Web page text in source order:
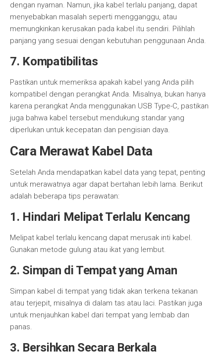
dengan nyaman. Namun, jika kabel terlalu panjang, dapat
menyebabkan masalah seperti mengganggu, atau
memungkinkan kerusakan pada kabel itu sendiri. Pilihlah
panjang yang sesuai dengan kebutuhan penggunaan Anda.
7. Kompatibilitas
Pastikan untuk memeriksa apakah kabel yang Anda pilih
kompatibel dengan perangkat Anda. Misalnya, bukan hanya
karena perangkat Anda menggunakan USB Type-C, pastikan
juga bahwa kabel tersebut mendukung standar yang
diperlukan untuk kecepatan dan pengisian daya.
Cara Merawat Kabel Data
Setelah Anda mendapatkan kabel data yang tepat, penting
untuk merawatnya agar dapat bertahan lebih lama. Berikut
adalah beberapa tips perawatan:
1. Hindari Melipat Terlalu Kencang
Melipat kabel terlalu kencang dapat merusak inti kabel.
Gunakan metode gulung atau ikat yang lembut.
2. Simpan di Tempat yang Aman
Simpan kabel di tempat yang tidak akan terkena tekanan
atau terjepit, misalnya di dalam tas atau laci. Pastikan juga
untuk menjauhkan kabel dari tempat yang lembab dan
panas.
3. Bersihkan Secara Berkala